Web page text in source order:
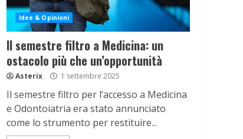
Idee & Opinioni
Il semestre filtro a Medicina: un
ostacolo più che un’opportunità
Asterix 1 settembre 2025
Il semestre filtro per l’accesso a Medicina
e Odontoiatria era stato annunciato
come lo strumento per restituire...